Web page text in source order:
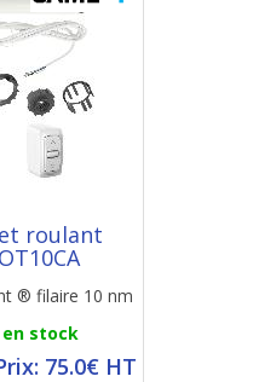
roulant
® filaire 10 nm
stock
75.0€ HT